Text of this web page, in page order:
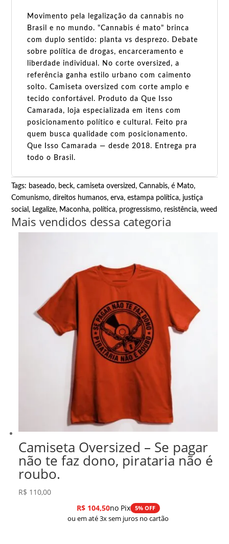
Movimento pela legalização da cannabis no
Brasil e no mundo. "Cannabis é mato" brinca
com duplo sentido: planta vs desprezo. Debate
sobre política de drogas, encarceramento e
liberdade individual. No corte oversized, a
referência ganha estilo urbano com caimento
solto. Camiseta oversized com corte amplo e
tecido confortável. Produto da Que Isso
Camarada, loja especializada em itens com
posicionamento político e cultural. Feito pra
quem busca qualidade com posicionamento.
Que Isso Camarada — desde 2018. Entrega pra
todo o Brasil.
Tags: baseado, beck,camiseta oversized,Cannabis, é Mato,
Comunismo,direitos humanos,erva,estampa política,justiça
social, Legalize, Maconha, política, progressismo, resistência,weed
Mais vendidos dessa categoria
Camiseta Oversized – Se pagar
não te faz dono, pirataria não é
roubo.
R$ 110,00
R$104,50no Pix 5% OFF
ou em até 3x sem juros no cartão